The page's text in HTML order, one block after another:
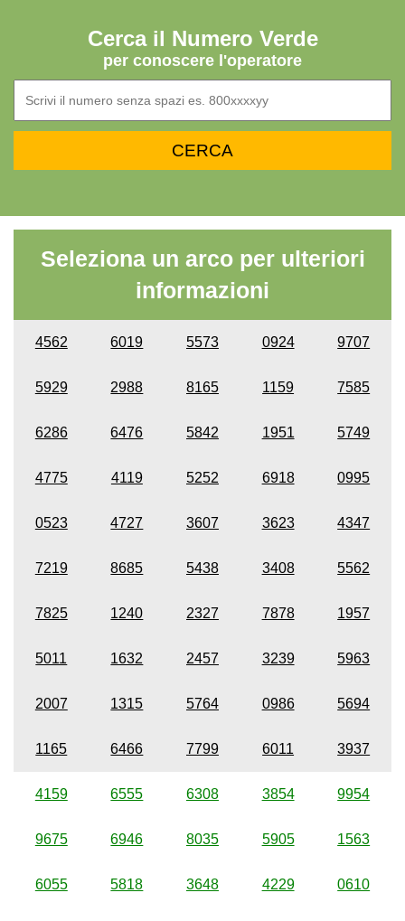
Cerca il Numero Verde
per conoscere l'operatore
Seleziona un arco per ulteriori
informazioni
4562 6019 5573 0924 9707
5929 2988 8165 1159 7585
6286 6476 5842 1951 5749
4775 4119 5252 6918 0995
0523 4727 3607 3623 4347
7219 8685 5438 3408 5562
7825 1240 2327 7878 1957
5011 1632 2457 3239 5963
2007 1315 5764 0986 5694
1165 6466 7799 6011 3937
4159 6555 6308 3854 9954
9675 6946 8035 5905 1563
6055 5818 3648 4229 0610